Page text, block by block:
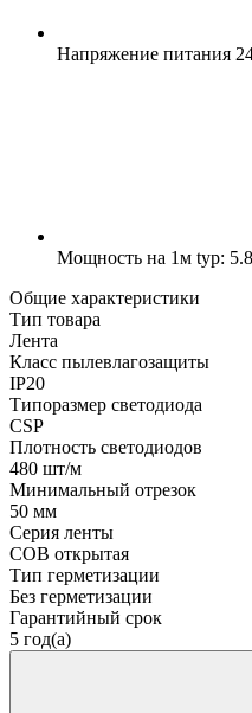
Напряжение питания
Мощность на 1м typ:
Общие характеристики
Тип товара
Лента
Класс пылевлагозащиты
IP20
Типоразмер светодиода
CSP
Плотность светодиодов
480 шт/м
Минимальный отрезок
50 мм
Серия ленты
COB открытая
Тип герметизации
Без герметизации
Гарантийный срок
5 год(а)